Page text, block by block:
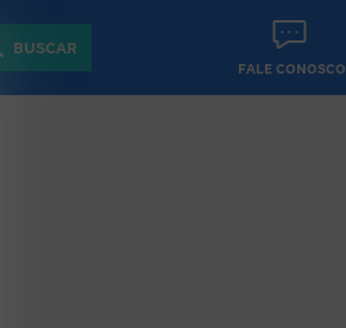
BUSCAR
FALE CONOSCO
Revista